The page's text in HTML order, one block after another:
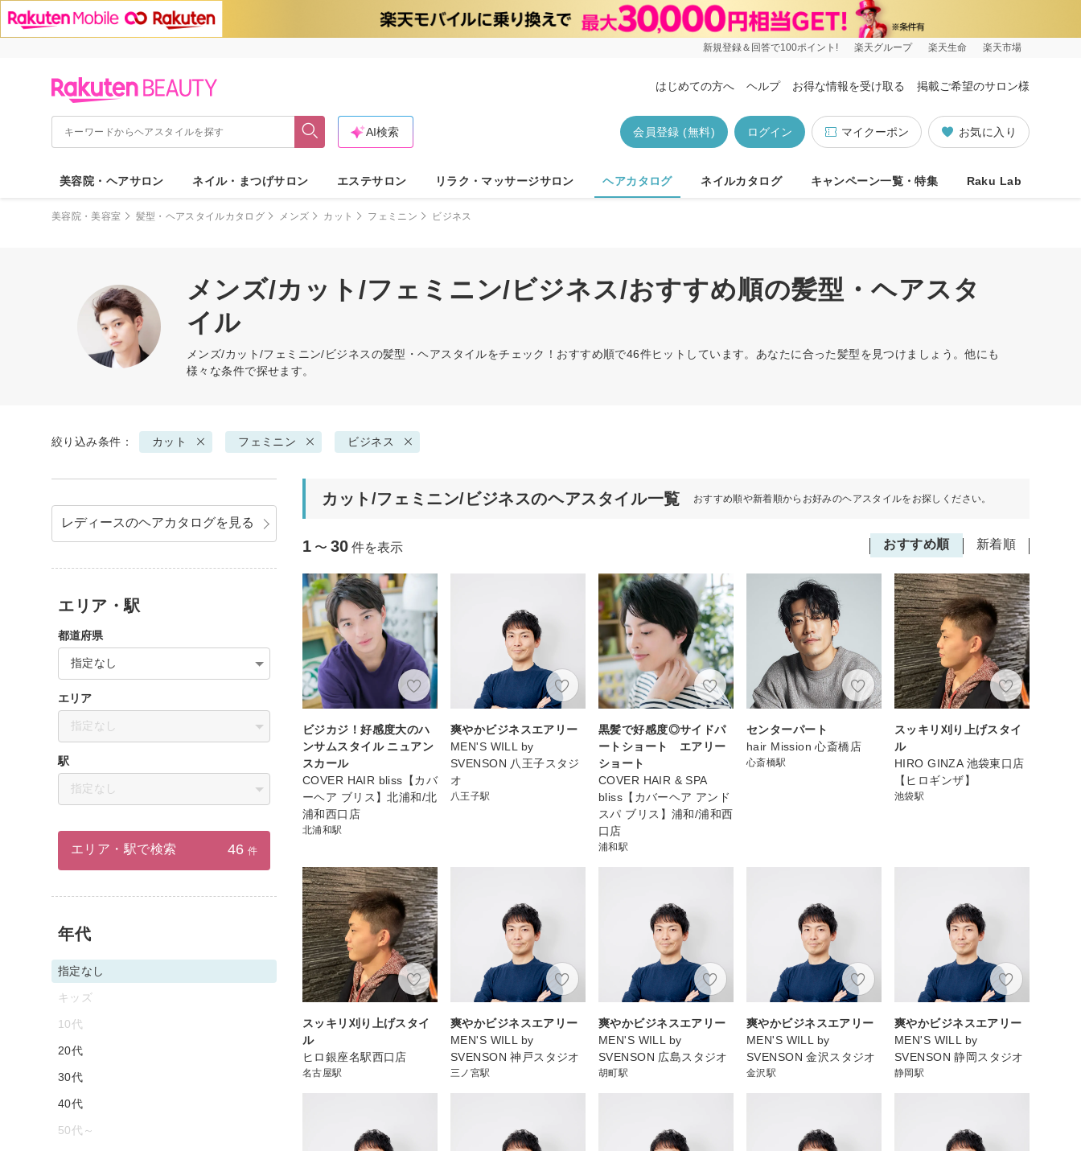
新規登録＆回答で100ポイント! 楽天グループ 楽天生命 楽天市場
はじめての方へ ヘルプ お得な情報を受け取る 掲載ご希望のサロン様
お気に入り
マイクーポン
ログイン
会員登録 (無料)
AI検索
美容院・ヘアサロン ネイル・まつげサロン エステサロン リラク・マッサージサロン ヘアカタログ ネイルカタログ キャンペーン一覧・特集 Raku Lab
美容院・美容室 髪型・ヘアスタイルカタログ メンズ カット フェミニン ビジネス
メンズ/カット/フェミニン/ビジネス/おすすめ順の髪型・ヘアスタ
イル
メンズ/カット/フェミニン/ビジネスの髪型・ヘアスタイルをチェック！おすすめ順で46件ヒットしています。あなたに合った髪型を見つけましょう。他にも
様々な条件で探せます。
絞り込み条件： カット フェミニン ビジネス
カット/フェミニン/ビジネスのヘアスタイル一覧 おすすめ順や新着順からお好みのヘアスタイルをお探しください。
おすすめ順 新着順
1 〜 30 件を表示
ビジカジ！好感度大のハ
ンサムスタイル ニュアン
スカール
COVER HAIR bliss【カバ
ーヘア ブリス】北浦和/北
浦和西口店
北浦和駅
爽やかビジネスエアリー
MEN'S WILL by
SVENSON 八王子スタジ
オ
八王子駅
黒髪で好感度◎サイドパ
ートショート エアリー
ショート
COVER HAIR & SPA
bliss【カバーヘア アンド
スパ ブリス】浦和/浦和西
口店
浦和駅
センターパート
hair Mission 心斎橋店
心斎橋駅
スッキリ刈り上げスタイ
ル
HIRO GINZA 池袋東口店
【ヒロギンザ】
池袋駅
スッキリ刈り上げスタイ
ル
ヒロ銀座名駅西口店
名古屋駅
爽やかビジネスエアリー
MEN'S WILL by
SVENSON 神戸スタジオ
三ノ宮駅
爽やかビジネスエアリー
MEN'S WILL by
SVENSON 広島スタジオ
胡町駅
爽やかビジネスエアリー
MEN'S WILL by
SVENSON 金沢スタジオ
金沢駅
爽やかビジネスエアリー
MEN'S WILL by
SVENSON 静岡スタジオ
静岡駅
レディースのヘアカタログを見る
エリア・駅
都道府県
指定なし
エリア
指定なし
駅
指定なし
エリア・駅で検索 46 件
年代
指定なし
キッズ
10代
20代
30代
40代
50代～